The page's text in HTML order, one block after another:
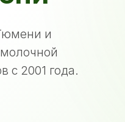
и
с 2001 года.